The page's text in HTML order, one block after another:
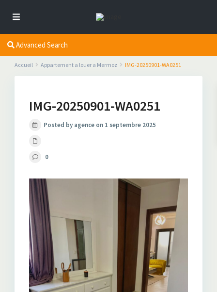
Advanced Search
Accueil Appartement a louer a Mermoz IMG-20250901-WA0251
IMG-20250901-WA0251
Posted by agence on 1 septembre 2025
0